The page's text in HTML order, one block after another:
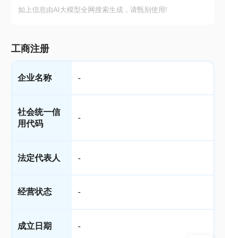
如上信息由AI大模型全网搜索生成，请甄别使用!
工商注册
企业名称 -
社会统一信
用代码
-
法定代表人 -
经营状态 -
成立日期 -